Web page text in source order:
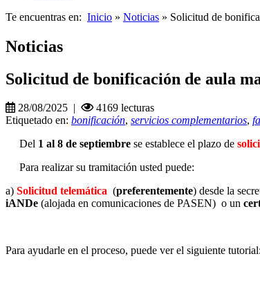
Te encuentras en: Inicio » Noticias » Solicitud de
Noticias
Solicitud de bonificación de aula
28/08/2025 |
4169 lecturas
Etiquetado en: bonificación, servicios complementarios,
Del 1 al 8 de septiembre se establece el plazo de
Para realizar su tramitación usted puede:
a) Solicitud telemática (preferentemente) desde la
iANDe (alojada en comunicaciones de PASEN) o un
Para ayudarle en el proceso, puede ver el siguiente tutorial: